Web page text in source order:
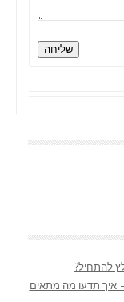
שליחה
להתחיל?
איך תדעו מה מתאים